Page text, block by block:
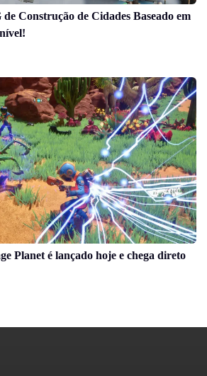
Construção de Cidades Baseado em
Planet é lançado hoje e chega direto